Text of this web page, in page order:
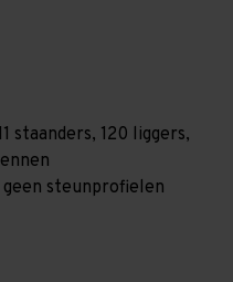
staanders, 120 liggers,
steunprofielen